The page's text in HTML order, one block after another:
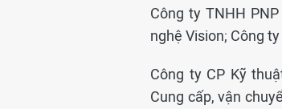
Công ty TNHH
nghệ Vision; Công
Công ty CP Kỹ
Cung cấp, vận